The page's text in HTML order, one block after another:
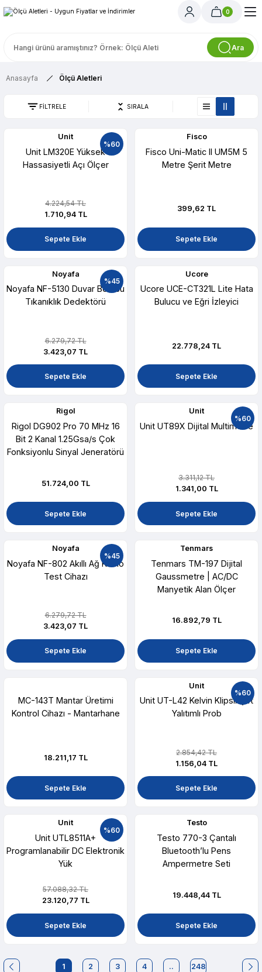
Ara
0
Anasayfa Ölçü Aletleri
FİLTRELE SIRALA
%60
Unit
Unit LM320E Yüksek
Hassasiyetli Açı Ölçer
4.224,54 TL
1.710,94 TL
Sepete Ekle
Fisco
Fisco Uni-Matic II UM5M 5
Metre Şerit Metre
399,62 TL
Sepete Ekle
%45
Noyafa
Noyafa NF-5130 Duvar Borusu
Tıkanıklık Dedektörü
6.279,72 TL
3.423,07 TL
Sepete Ekle
Ucore
Ucore UCE-CT321L Lite Hata
Bulucu ve Eğri İzleyici
22.778,24 TL
Sepete Ekle
Rigol
Rigol DG902 Pro 70 MHz 16
Bit 2 Kanal 1.25Gsa/s Çok
Fonksiyonlu Sinyal Jeneratörü
51.724,00 TL
Sepete Ekle
%60
Unit
Unit UT89X Dijital Multimetre
3.311,12 TL
1.341,00 TL
Sepete Ekle
%45
Noyafa
Noyafa NF-802 Akıllı Ağ Kablo
Test Cihazı
6.279,72 TL
3.423,07 TL
Sepete Ekle
Tenmars
Tenmars TM-197 Dijital
Gaussmetre | AC/DC
Manyetik Alan Ölçer
16.892,79 TL
Sepete Ekle
MC-143T Mantar Üretimi
Kontrol Cihazı - Mantarhane
18.211,17 TL
Sepete Ekle
%60
Unit
Unit UT-L42 Kelvin Klipsli Çift
Yalıtımlı Prob
2.854,42 TL
1.156,04 TL
Sepete Ekle
%60
Unit
Unit UTL8511A+
Programlanabilir DC Elektronik
Yük
57.088,32 TL
23.120,77 TL
Sepete Ekle
Testo
Testo 770-3 Çantalı
Bluetooth’lu Pens
Ampermetre Seti
19.448,44 TL
Sepete Ekle
1 2 3 4 .. 248